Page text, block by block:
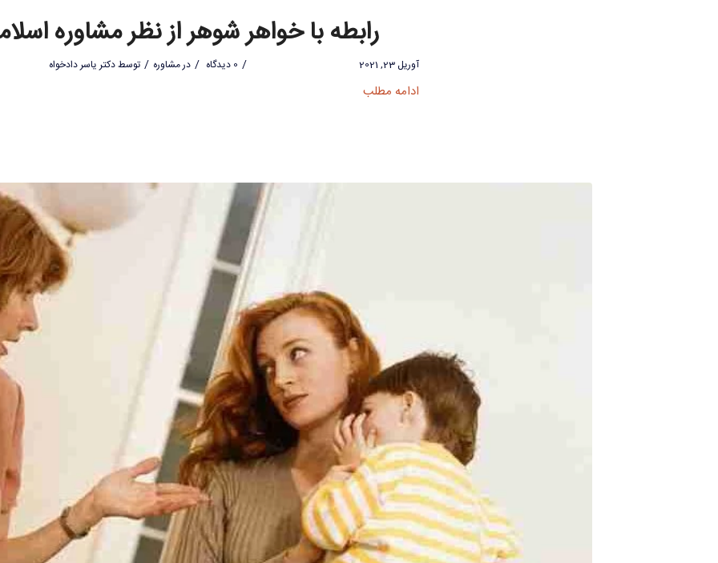
رابطه با خواهر شوهر از نظر مشاوره
آوریل 23, 2021 / 0 دیدگاه / درمشاوره / توسطدکتر یاسر دادخواه
ادامه مطلب